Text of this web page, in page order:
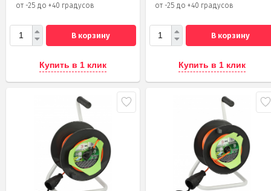
от -25 до +40 градусов
В корзину
Купить в 1 клик
от -25 до +40 градусов
В корзину
Купить в 1 клик